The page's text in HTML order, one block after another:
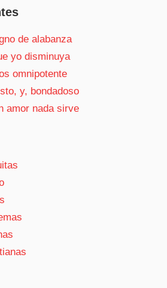
de alabanza
yo disminuya
omnipotente
y, bondadoso
amor nada sirve